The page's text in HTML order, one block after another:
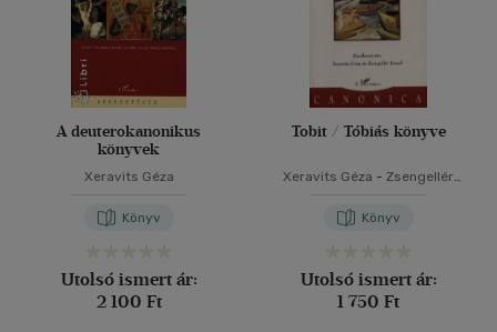
A deuterokanonikus
könyvek
Xeravits Géza
Könyv
Utolsó ismert ár:
2 100 Ft
Tobit / Tóbiás könyve
Xeravits Géza - Zsengellér
Könyv
Utolsó ismert ár:
1 750 Ft